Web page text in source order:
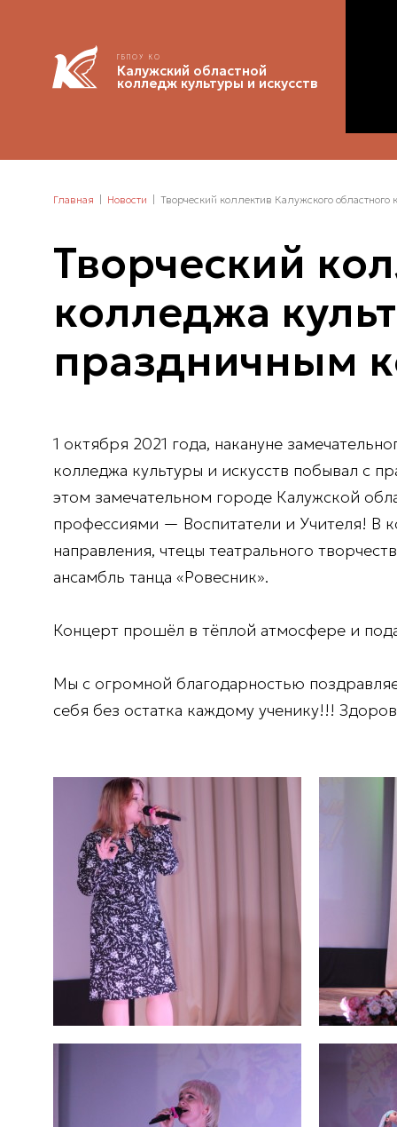
ГБПОУ КО
Калужский областной
колледж культуры и искусств
Главная Новости Творческий коллектив Калужского
Творческий
колледжа
праздничным
1 октября 2021 года, накануне
колледжа культуры и искусств побывал с
этом замечательном городе Калужской
профессиями — Воспитатели и Учителя! В
направления, чтецы театрального
ансамбль танца «Ровесник».
Концерт прошёл в тёплой атмосфере и
Мы с огромной благодарностью
себя без остатка каждому ученику!!!